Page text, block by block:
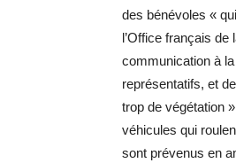
des bénévoles «
l’Office français
communication à
représentatifs, et
trop de végétation
véhicules qui
sont prévenus en